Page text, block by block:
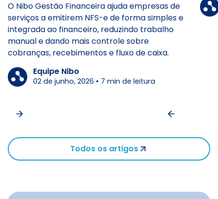
O Nibo Gestão Financeira ajuda empresas de
serviços a emitirem NFS-e de forma simples e
integrada ao financeiro, reduzindo trabalho
manual e dando mais controle sobre
cobranças, recebimentos e fluxo de caixa.
Equipe Nibo
02 de junho, 2026 • 7 min de leitura
Todos os artigos